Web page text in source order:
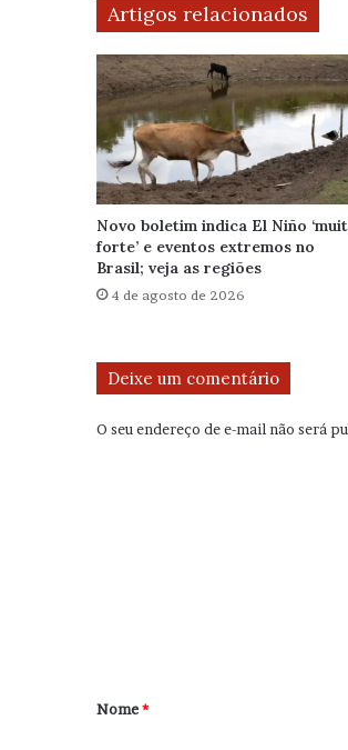
Artigos relacionados
Novo boletim indica El Niño
forte’ e eventos extremos no
Brasil; veja as regiões
4 de agosto de 2026
Deixe um comentário
O seu endereço de e-mail não será
r
Nome*